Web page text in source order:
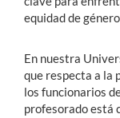
equidad de
En nuestra
que respecta a la
los funcionarios
profesorado está